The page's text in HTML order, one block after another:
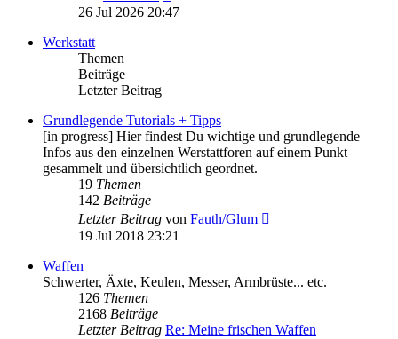
Beitrag
26 Jul 2026 20:47
Werkstatt
Themen
Beiträge
Letzter Beitrag
Grundlegende Tutorials + Tipps
[in progress] Hier findest Du wichtige und grundlegende
Infos aus den einzelnen Werstattforen auf einem Punkt
gesammelt und übersichtlich geordnet.
19 Themen
142 Beiträge
Letzter Beitrag von Fauth/Glum
19 Jul 2018 23:21
Waffen
Schwerter, Äxte, Keulen, Messer, Armbrüste... etc.
126 Themen
2168 Beiträge
Letzter Beitrag Re: Meine frischen Waffen